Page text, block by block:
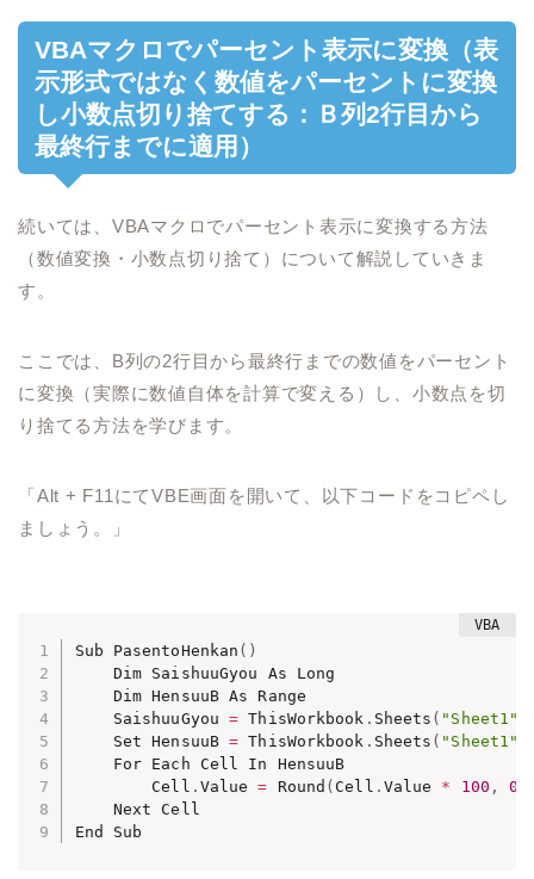
VBAマクロでパーセント表示に変換（表
示形式ではなく数値をパーセントに変換
し小数点切り捨てする：Ｂ列2行目から
最終行までに適用）
続いては、VBAマクロでパーセント表示に変換する方法
（数値変換・小数点切り捨て）について解説していきま
す。
ここでは、B列の2行目から最終行までの数値をパーセント
に変換（実際に数値自体を計算で変える）し、小数点を切
り捨てる方法を学びます。
「Alt + F11にてVBE画面を開いて、以下コードをコピペし
ましょう。」
Sub PasentoHenkan ( )
    Dim SaishuuGyou As Long
    Dim HensuuB As Range
    SaishuuGyou
= ThisWorkbook . Sheets ( "Sheet1"
    Set HensuuB
= ThisWorkbook . Sheets ( "Sheet1"
    For Each Cell In HensuuB
        Cell
. Value = Round ( Cell . Value * 100 , 0
    Next Cell